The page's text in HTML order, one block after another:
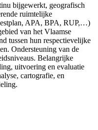
bijgewerkt, geografisch
ruimtelijke
APA, BPA, RUP,…)
van het Vlaamse
tussen hun respectievelijke
Ondersteuning van de
Belangrijke
uitvoering en evaluatie
cartografie, en